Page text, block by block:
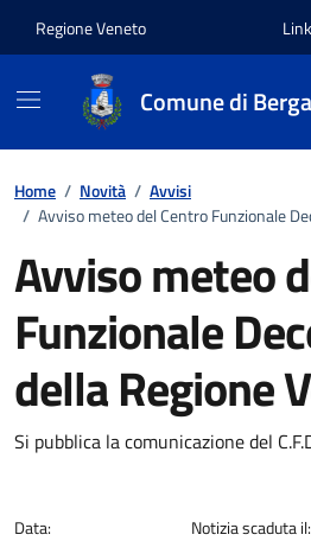
Regione Veneto
Comune di
Home / Novità / Avvisi
/ Avviso meteo del Centro Funzionale
Avviso meteo
Funzionale
della Regione
Dettagli della
Si pubblica la comunicazione del
Data:
Notizia scaduta il: